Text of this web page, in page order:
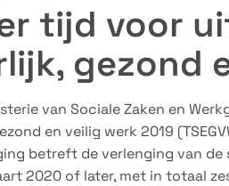
tijd voor
gezond
van Sociale Zaken en
en veilig werk 2019
betreft de verlenging van
2020 of later, met in totaal